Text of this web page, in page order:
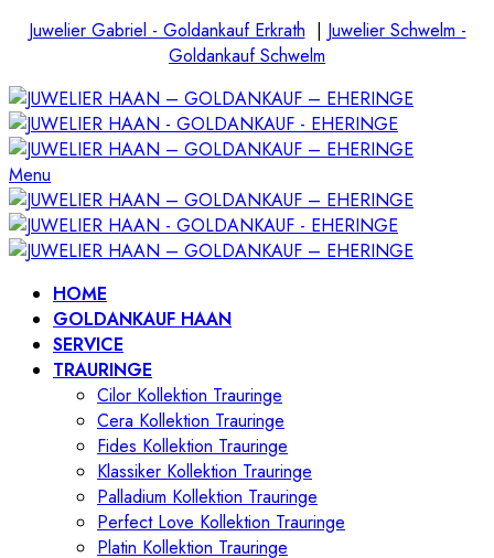
Juwelier Gabriel - Goldankauf Erkrath | Juwelier Schwelm -
Goldankauf Schwelm
Menu
HOME
GOLDANKAUF HAAN
SERVICE
TRAURINGE
Cilor Kollektion Trauringe
Cera Kollektion Trauringe
Fides Kollektion Trauringe
Klassiker Kollektion Trauringe
Palladium Kollektion Trauringe
Perfect Love Kollektion Trauringe
Platin Kollektion Trauringe